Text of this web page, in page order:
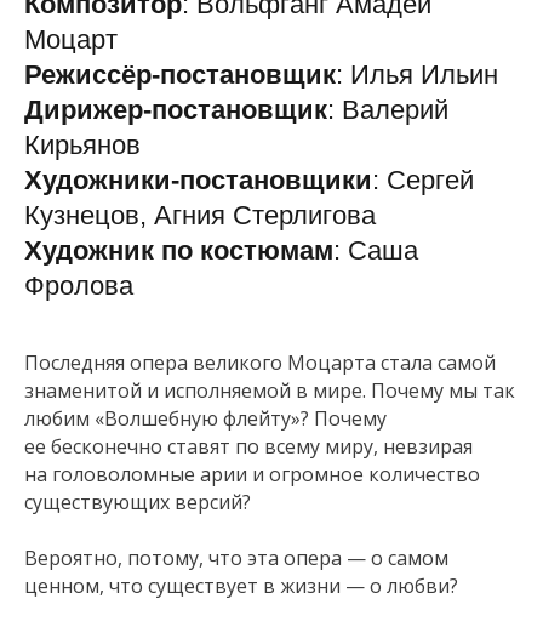
Моцарт
Режиссёр-постановщик: Илья Ильин
Дирижер-постановщик: Валерий
Кирьянов
Художники-постановщики: Сергей
Кузнецов, Агния Стерлигова
Художник по костюмам: Саша
Фролова
Последняя опера великого Моцарта стала самой
знаменитой и исполняемой в мире. Почему мы так
любим «Волшебную флейту»? Почему
ее бесконечно ставят по всему миру, невзирая
на головоломные арии и огромное количество
существующих версий?
Вероятно, потому, что эта опера — о самом
ценном, что существует в жизни — о любви?